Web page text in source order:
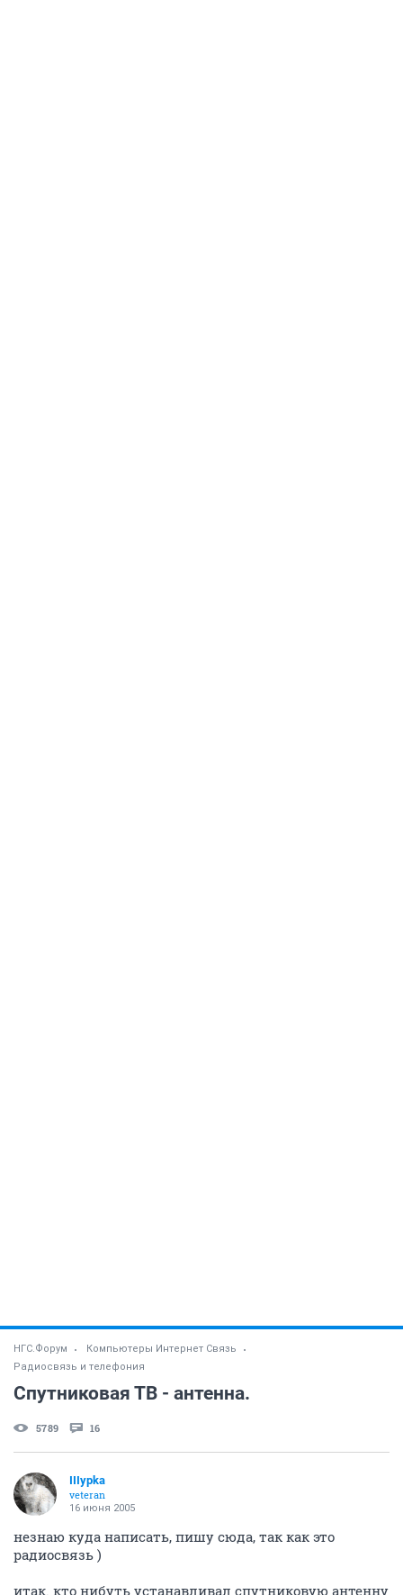
НГС.Форум
Компьютеры Интернет Связь
Радиосвязь и телефония
Спутниковая ТВ - антенна.
5789 16
IIIypka
veteran
16 июня 2005
незнаю куда написать, пишу сюда, так как это
радиосвязь )
итак. кто нибуть устанавливал спутниковую антенну